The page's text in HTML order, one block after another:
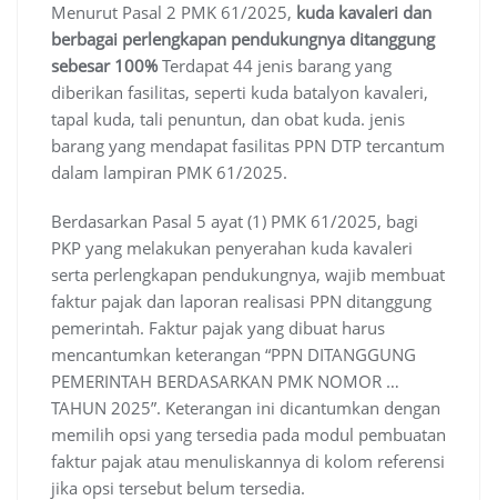
Menurut Pasal 2 PMK 61/2025, kuda kavaleri dan
berbagai perlengkapan pendukungnya ditanggung
sebesar 100%Terdapat 44 jenis barang yang
diberikan fasilitas, seperti kuda batalyon kavaleri,
tapal kuda, tali penuntun, dan obat kuda. jenis
barang yang mendapat fasilitas PPN DTP tercantum
dalam lampiran PMK 61/2025.
Berdasarkan Pasal 5 ayat (1) PMK 61/2025, bagi
PKP yang melakukan penyerahan kuda kavaleri
serta perlengkapan pendukungnya, wajib membuat
faktur pajak dan laporan realisasi PPN ditanggung
pemerintah. Faktur pajak yang dibuat harus
mencantumkan keterangan “PPN DITANGGUNG
PEMERINTAH BERDASARKAN PMK NOMOR …
TAHUN 2025”. Keterangan ini dicantumkan dengan
memilih opsi yang tersedia pada modul pembuatan
faktur pajak atau menuliskannya di kolom referensi
jika opsi tersebut belum tersedia.